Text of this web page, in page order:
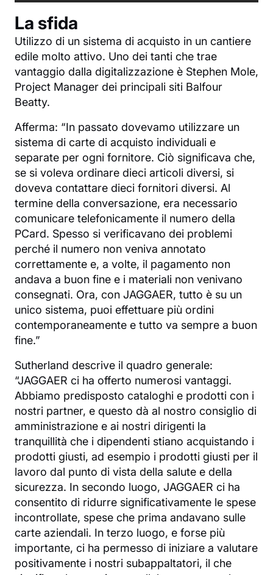
La sfida
Utilizzo di un sistema di acquisto in un cantiere
edile molto attivo. Uno dei tanti che trae
vantaggio dalla digitalizzazione è Stephen Mole,
Project Manager dei principali siti Balfour
Beatty.
Afferma: “In passato dovevamo utilizzare un
sistema di carte di acquisto individuali e
separate per ogni fornitore. Ciò significava che,
se si voleva ordinare dieci articoli diversi, si
doveva contattare dieci fornitori diversi. Al
termine della conversazione, era necessario
comunicare telefonicamente il numero della
PCard. Spesso si verificavano dei problemi
perché il numero non veniva annotato
correttamente e, a volte, il pagamento non
andava a buon fine e i materiali non venivano
consegnati. Ora, con JAGGAER, tutto è su un
unico sistema, puoi effettuare più ordini
contemporaneamente e tutto va sempre a buon
fine.”
Sutherland descrive il quadro generale:
“JAGGAER ci ha offerto numerosi vantaggi.
Abbiamo predisposto cataloghi e prodotti con i
nostri partner, e questo dà al nostro consiglio di
amministrazione e ai nostri dirigenti la
tranquillità che i dipendenti stiano acquistando i
prodotti giusti, ad esempio i prodotti giusti per il
lavoro dal punto di vista della salute e della
sicurezza. In secondo luogo, JAGGAER ci ha
consentito di ridurre significativamente le spese
incontrollate, spese che prima andavano sulle
carte aziendali. In terzo luogo, e forse più
importante, ci ha permesso di iniziare a valutare
positivamente i nostri subappaltatori, il che